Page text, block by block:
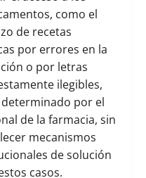
como el
de recetas
por errores en la
o por letras
ilegibles,
por el
de la farmacia, sin
mecanismos
de solución
casos.